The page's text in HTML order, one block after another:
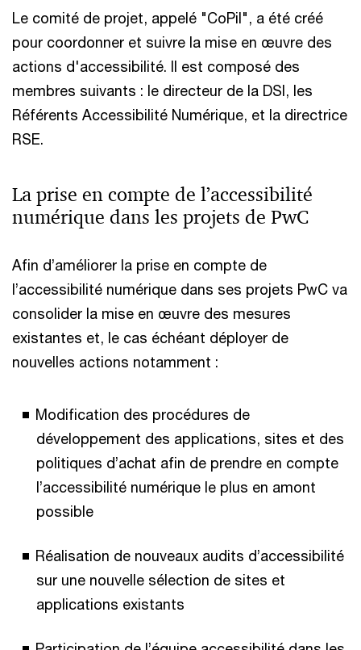
Le comité de projet, appelé "CoPil", a été créé
pour coordonner et suivre la mise en œuvre des
actions d'accessibilité. Il est composé des
membres suivants : le directeur de la DSI, les
Référents Accessibilité Numérique, et la directrice
RSE.
La prise en compte de l’accessibilité
numérique dans les projets de PwC
Afin d’améliorer la prise en compte de
l’accessibilité numérique dans ses projets PwC va
consolider la mise en œuvre des mesures
existantes et, le cas échéant déployer de
nouvelles actions notamment :
Modification des procédures de
développement des applications, sites et des
politiques d’achat afin de prendre en compte
l’accessibilité numérique le plus en amont
possible
Réalisation de nouveaux audits d’accessibilité
sur une nouvelle sélection de sites et
applications existants